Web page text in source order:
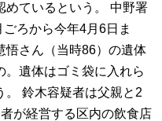
めているという。 中野署
ろから今年4月6日ま
悟さん（当時86）の遺体
。遺体はゴミ袋に入れら
。 鈴木容疑者は父親と2
が経営する区内の飲食店